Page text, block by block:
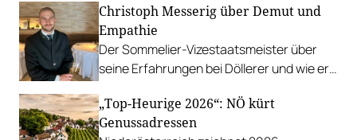
Staatsmeisterschaft so cool zu
performen.
Christoph Messerig über Demut und
Empathie
Der Sommelier-Vizestaatsmeister über
seine Erfahrungen bei Döllerer und wie er
„Top-Heurige 2026“: NÖ kürt
Genussadressen